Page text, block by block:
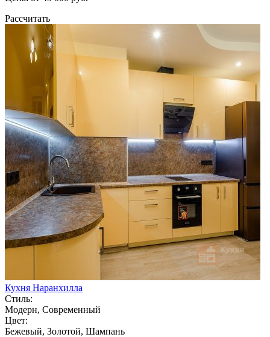
Рассчитать
Кухня Наранхилла
Стиль:
Модерн, Современный
Цвет:
Бежевый, Золотой, Шампань